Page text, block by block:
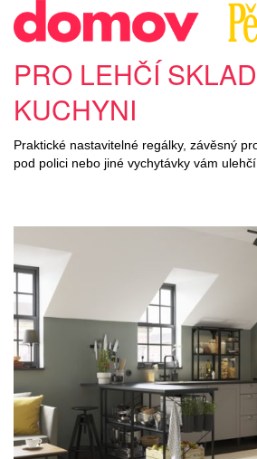
PRO LEHČÍ
KUCHYNI
Praktické nastavitelné regálky, závěsný
pod polici nebo jiné vychytávky vám